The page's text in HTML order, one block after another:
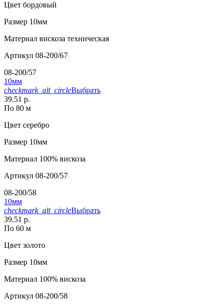
Цвет бордовый
Размер 10мм
Материал вискоза техническая
Артикул 08-200/67
08-200/57
10мм
checkmark_alt_circleВыбрать
39.51 р.
По 80 м
Цвет серебро
Размер 10мм
Материал 100% вискоза
Артикул 08-200/57
08-200/58
10мм
checkmark_alt_circleВыбрать
39.51 р.
По 60 м
Цвет золото
Размер 10мм
Материал 100% вискоза
Артикул 08-200/58